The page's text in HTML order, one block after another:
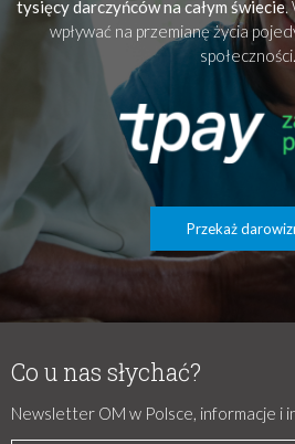
tysięcy darczyńców na całym świecie.
wpływać na przemianę życia
społeczności.
Przekaż
Co u nas słychać?
Newsletter OM w Polsce, informacje i